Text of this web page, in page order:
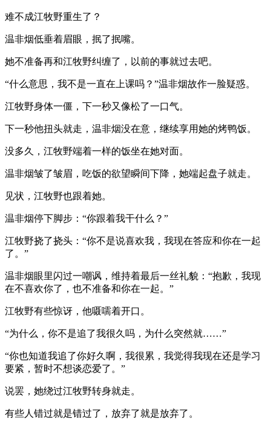
难不成江牧野重生了？
温非烟低垂着眉眼，抿了抿嘴。
她不准备再和江牧野纠缠了，以前的事就过去吧。
“什么意思，我不是一直在上课吗？”温非烟故作一脸疑惑。
江牧野身体一僵，下一秒又像松了一口气。
下一秒他扭头就走，温非烟没在意，继续享用她的烤鸭饭。
没多久，江牧野端着一样的饭坐在她对面。
温非烟皱了皱眉，吃饭的欲望瞬间下降，她端起盘子就走。
见状，江牧野也跟着她。
温非烟停下脚步：“你跟着我干什么？”
江牧野挠了挠头：“你不是说喜欢我，我现在答应和你在一起
了。”
温非烟眼里闪过一嘲讽，维持着最后一丝礼貌：“抱歉，我现
在不喜欢你了，也不准备和你在一起。”
江牧野有些惊讶，他嗫嚅着开口。
“为什么，你不是追了我很久吗，为什么突然就……”
“你也知道我追了你好久啊，我很累，我觉得我现在还是学习
要紧，暂时不想谈恋爱了。”
说罢，她绕过江牧野转身就走。
有些人错过就是错过了，放弃了就是放弃了。